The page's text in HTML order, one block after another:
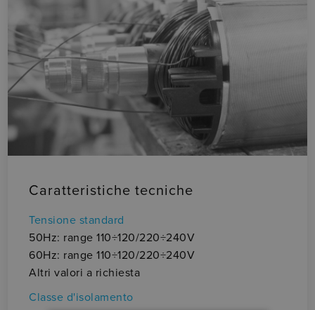
Caratteristiche tecniche
Tensione standard
50Hz: range 110÷120/220÷240V
60Hz: range 110÷120/220÷240V
Altri valori a richiesta
Classe d'isolamento